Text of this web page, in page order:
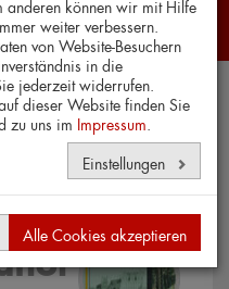
anderen können wir mit Hilfe
weiter verbessern.
von Website-Besuchern
in die
jederzeit widerrufen.
dieser Website finden Sie
zu uns im Impressum
Einstellungen
Alle Cookies akzeptieren